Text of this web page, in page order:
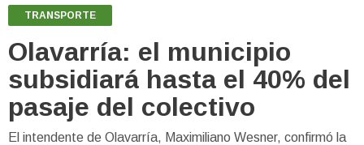
TRANSPORTE
Olavarría: el municipio
subsidiará hasta el 40% del
pasaje del colectivo
El intendente de Olavarría, Maximiliano Wesner, confirmó la